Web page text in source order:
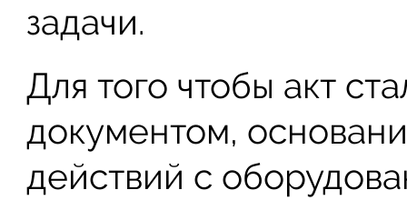
задачи.
Для того чтобы акт
документом,
действий с